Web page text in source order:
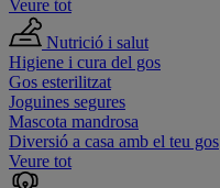
Veure tot
Nutrició i salut
Higiene i cura del gos
Gos esterilitzat
Joguines segures
Mascota mandrosa
Diversió a casa amb el teu gos
Veure tot